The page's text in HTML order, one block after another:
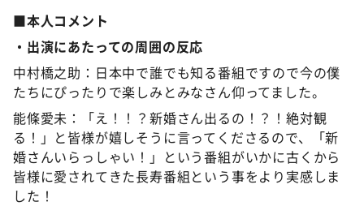
■本人コメント
・出演にあたっての周囲の反応
中村橋之助：日本中で誰でも知る番組ですので今の僕
たちにぴったりで楽しみとみなさん仰ってました。
能條愛未：「え！！？新婚さん出るの！？！絶対観
る！」と皆様が嬉しそうに言ってくださるので、「新
婚さんいらっしゃい！」という番組がいかに古くから
皆様に愛されてきた長寿番組という事をより実感しま
した！